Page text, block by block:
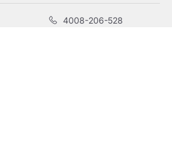
4008-206-528